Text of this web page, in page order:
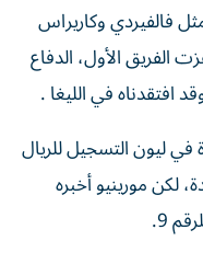
فالفيردي وكاريراس
الفريق الأول، الدفاع
افتقدناه في الليغا .
في ليون التسجيل للريال
لكن مورينيو أخبره
9.